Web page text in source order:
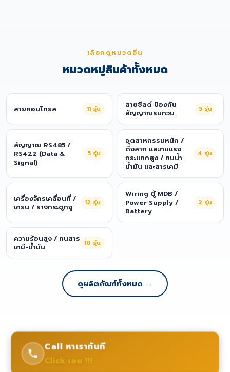
เลือกดูหมวดอื่น
หมวดหมู่สินค้าทั้งหมด
สายคอนโทรล 11 รุ่น
สายชีลด์ ป้องกัน
สัญญาณรบกวน
5 รุ่น
สัญญาณ RS485 /
RS422 (Data &
Signal)
5 รุ่น
อุตสาหกรรมหนัก /
ดึงลาก และทนแรง
กระแทกสูง / ทนน้ำ
น้ำมัน และสารเคมี
4 รุ่น
เครื่องจักรเคลื่อนที่ /
เครน / รางกระดูกงู
12 รุ่น
Wiring ตู้ MDB /
Power Supply /
Battery
2 รุ่น
ความร้อนสูง / ทนสาร
เคมี-น้ำมัน
10 รุ่น
ดูผลิตภัณฑ์ทั้งหมด →
Call หาเราทันที
Click เลย !!!